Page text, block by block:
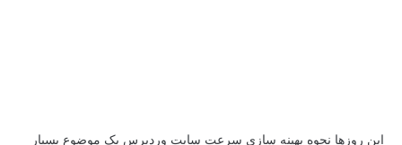
این روزها نحوه بهینه سازی سرعت سایت وردپرس یک موضوع بسیار